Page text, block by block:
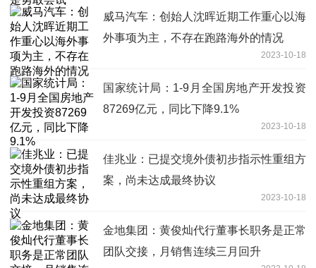
威马汽车：创始人沈晖近期工作重心以海
外事项为主，不存在跑路海外的情况
2023-10-18
国家统计局：1-9月全国房地产开发投资
87269亿元，同比下降9.1%
2023-10-18
佳兆业：已提交境外债初步指示性重组方
案，尚未达成最终协议
2023-10-18
金地集团：黄俊灿代行董事长职务是正常
团队交接，月销售连续三月回升